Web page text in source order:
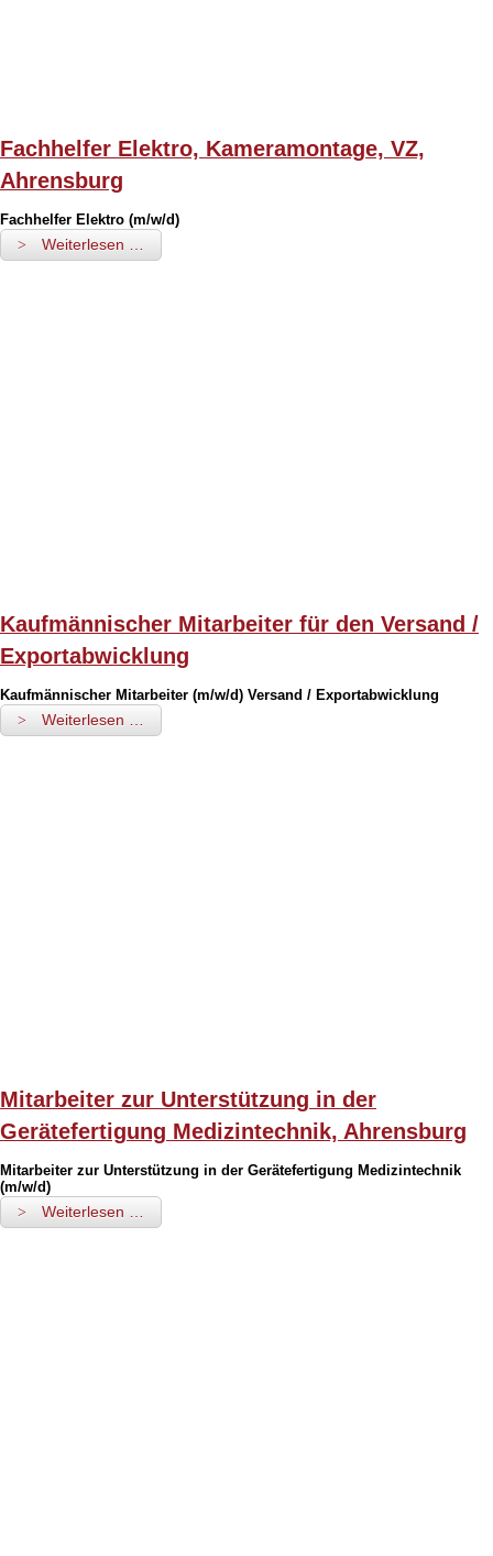
Fachhelfer Elektro, Kameramontage, VZ,
Ahrensburg
Fachhelfer Elektro (m/w/d)
Weiterlesen …
Kaufmännischer Mitarbeiter für den Versand /
Exportabwicklung
Kaufmännischer Mitarbeiter (m/w/d) Versand / Exportabwicklung
Weiterlesen …
Mitarbeiter zur Unterstützung in der
Gerätefertigung Medizintechnik, Ahrensburg
Mitarbeiter zur Unterstützung in der Gerätefertigung Medizintechnik
(m/w/d)
Weiterlesen …